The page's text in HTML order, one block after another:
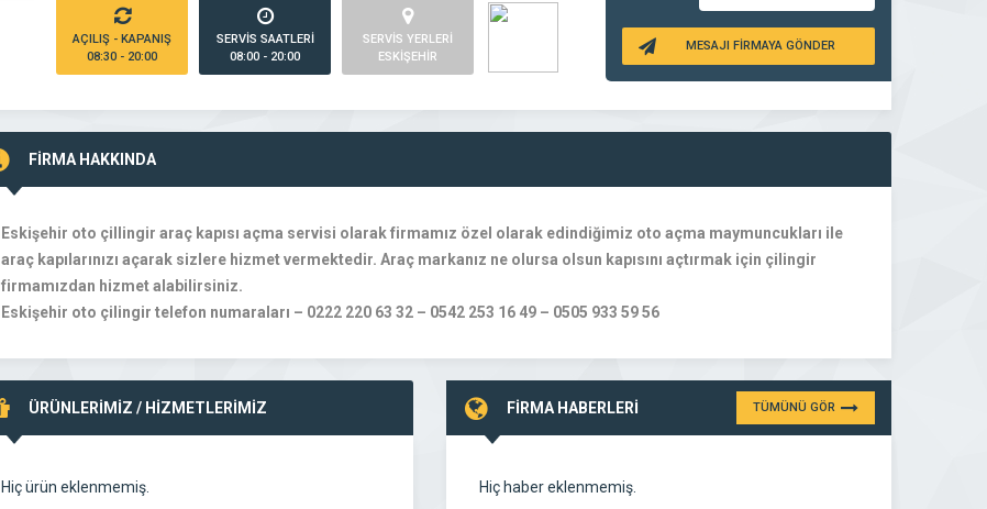
AÇILIŞ - KAPANIŞ
08:30 - 20:00
SERVİS SAATLERİ
08:00 - 20:00
SERVİS YERLERİ
ESKİŞEHİR
MESAJI FİRMAYA GÖNDER
FİRMA HAKKINDA
Eskişehir oto çillingir araç kapısı açma servisi olarak firmamız özel olarak edindiğimiz oto açma maymuncukları ile
araç kapılarınızı açarak sizlere hizmet vermektedir. Araç markanız ne olursa olsun kapısını açtırmak için çilingir
firmamızdan hizmet alabilirsiniz.
Eskişehir oto çilingir telefon numaraları – 0222 220 63 32 – 0542 253 16 49 – 0505 933 59 56
ÜRÜNLERİMİZ / HİZMETLERİMİZ
Hiç ürün eklenmemiş.
FİRMA HABERLERİ TÜMÜNÜ GÖR
Hiç haber eklenmemiş.